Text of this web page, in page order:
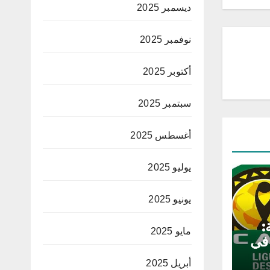
في
ديسمبر 2025
نوفمبر 2025
أكتوبر 2025
سبتمبر 2025
أغسطس 2025
يوليو 2025
يونيو 2025
مايو 2025
أبريل 2025